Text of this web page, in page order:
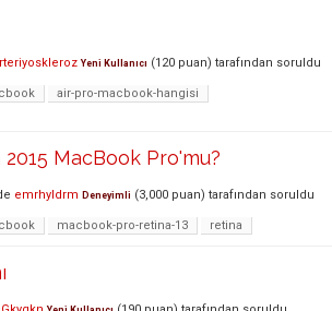
Yeni Kullanıcı (120 puan) tarafından soruldu
air-pro-macbook-hangisi
MacBook Pro'mu?
emrhyldrm Deneyimli (3,000 puan) tarafından soruldu
macbook-pro-retina-13 retina